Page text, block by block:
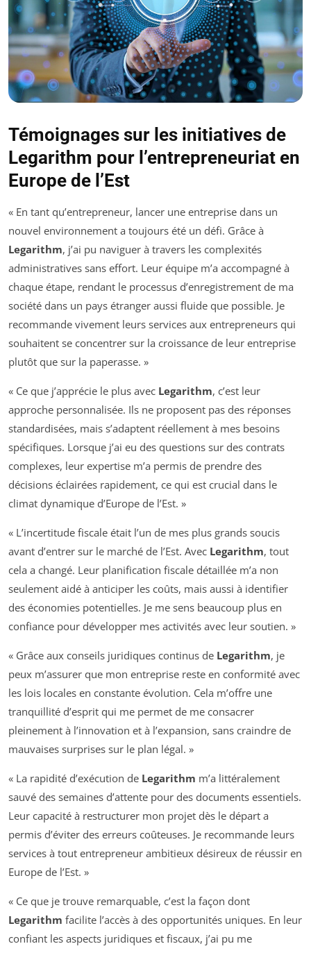
Témoignages sur les initiatives de
Legarithm pour l’entrepreneuriat en
Europe de l’Est
« En tant qu’entrepreneur, lancer une entreprise dans un
nouvel environnement a toujours été un défi. Grâce à
Legarithm, j’ai pu naviguer à travers les complexités
administratives sans effort. Leur équipe m’a accompagné à
chaque étape, rendant le processus d’enregistrement de ma
société dans un pays étranger aussi fluide que possible. Je
recommande vivement leurs services aux entrepreneurs qui
souhaitent se concentrer sur la croissance de leur entreprise
plutôt que sur la paperasse. »
« Ce que j’apprécie le plus avec Legarithm, c’est leur
approche personnalisée. Ils ne proposent pas des réponses
standardisées, mais s’adaptent réellement à mes besoins
spécifiques. Lorsque j’ai eu des questions sur des contrats
complexes, leur expertise m’a permis de prendre des
décisions éclairées rapidement, ce qui est crucial dans le
climat dynamique d’Europe de l’Est. »
« L’incertitude fiscale était l’un de mes plus grands soucis
avant d’entrer sur le marché de l’Est. Avec Legarithm, tout
cela a changé. Leur planification fiscale détaillée m’a non
seulement aidé à anticiper les coûts, mais aussi à identifier
des économies potentielles. Je me sens beaucoup plus en
confiance pour développer mes activités avec leur soutien. »
« Grâce aux conseils juridiques continus de Legarithm, je
peux m’assurer que mon entreprise reste en conformité avec
les lois locales en constante évolution. Cela m’offre une
tranquillité d’esprit qui me permet de me consacrer
pleinement à l’innovation et à l’expansion, sans craindre de
mauvaises surprises sur le plan légal. »
« La rapidité d’exécution de Legarithm m’a littéralement
sauvé des semaines d’attente pour des documents essentiels.
Leur capacité à restructurer mon projet dès le départ a
permis d’éviter des erreurs coûteuses. Je recommande leurs
services à tout entrepreneur ambitieux désireux de réussir en
Europe de l’Est. »
« Ce que je trouve remarquable, c’est la façon dont
Legarithm facilite l’accès à des opportunités uniques. En leur
confiant les aspects juridiques et fiscaux, j’ai pu me